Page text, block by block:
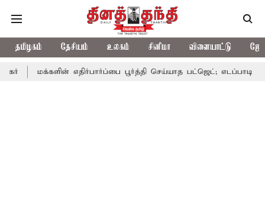
தமிழகம் தேசியம் உலகம் சினிமா விளையாட்டு
எதிர்பார்ப்பை பூர்த்தி செய்யாத பட்ஜெட்; எடப்பாடி பழனிசாமி